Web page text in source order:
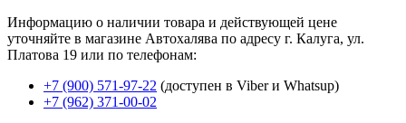
Информацию о наличии товара и действующей цене
уточняйте в магазине Автохалява по адресу г. Калуга, ул.
Платова 19 или по телефонам:
+7 (900) 571-97-22 (доступен в Viber и Whatsup)
+7 (962) 371-00-02